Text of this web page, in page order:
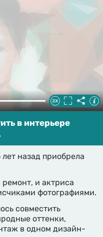
в интерьере
назад приобрела
и актриса
фотографиями.
совместить
оттенки,
в одном дизайн-